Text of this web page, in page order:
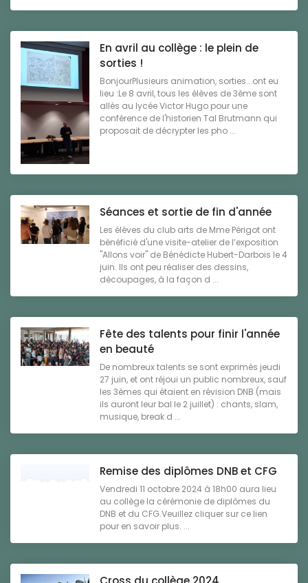
En avril au collège : le plein de
sorties !
BonjourPlusieurs animation, sorties...ont eu
lieu :Le 8 avril, tous les élèves de 3ème sont
allés au lycée Victor Hugo pour une
conférence de l'historien Tal Brutmann qui
proposait de décrypter les pho ...
Séances et sortie de fin d'année
Les élèves du club arts de Mme Périgot ont
bénéficié d'une visite-atelier de l’exposition
"Allons voir" de Bénédicte Hubert-Darbois le 4
juin. Ils ont peu réaliser des dessins,
découpages, à la façon d ...
Fête des talents pour finir l'année
en beauté
De nombreux talents se sont exprimés jeudi
27 juin, et ont réjoui un public nombreux, sauf
les 3èmes qui étaient en révision DNB (mais
ils auront leur bal le 2 juillet) : chants, slam,
musique, break d ...
Remise des diplômes DNB et CFG
Vendredi 11 octobre 2024 à 18h00 aura lieu
au collège la cérémonie de diplômes du
DNB et du CFG.Veuillez cliquer sur ce lien
pour en savoir plus. ...